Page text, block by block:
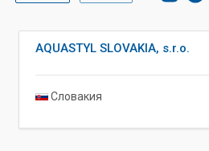
AQUASTYL SLOVAKIA, s.r.o.
Словакия